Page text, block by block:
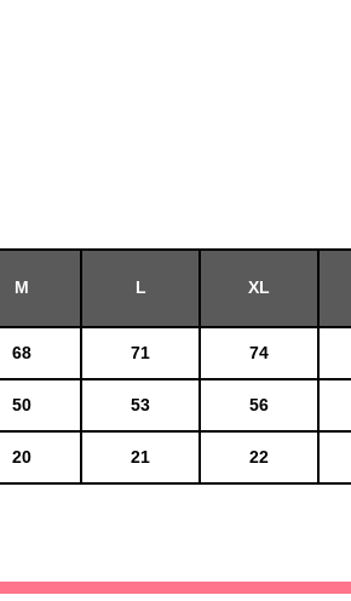
M L XL
68 71 74
50 53 56
20 21 22